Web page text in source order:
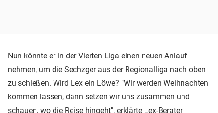
Nun könnte er in der Vierten Liga einen neuen Anlauf
nehmen, um die Sechzger aus der Regionalliga nach oben
zu schießen. Wird Lex ein Löwe? "Wir werden Weihnachten
kommen lassen, dann setzen wir uns zusammen und
schauen, wo die Reise hingeht", erklärte Lex-Berater